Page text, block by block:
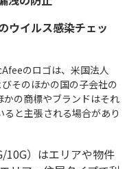
ウイルス感染チェッ
のロゴは、米国法人
そのほかの国の子会社の
の商標やブランドはそれ
と主張される場合があり
10G）はエリアや物件